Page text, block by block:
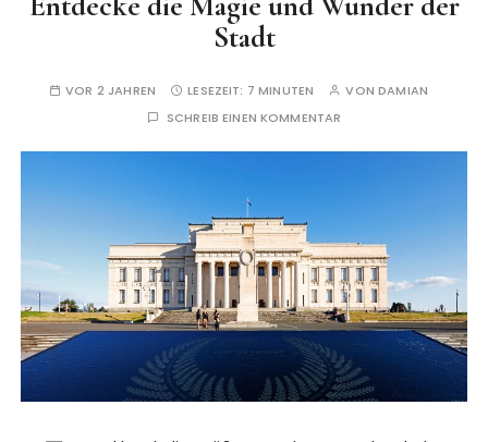
Stadt
VOR 2 JAHREN LESEZEIT: 7 MINUTEN VONDAMIAN
SCHREIB EINEN KOMMENTAR